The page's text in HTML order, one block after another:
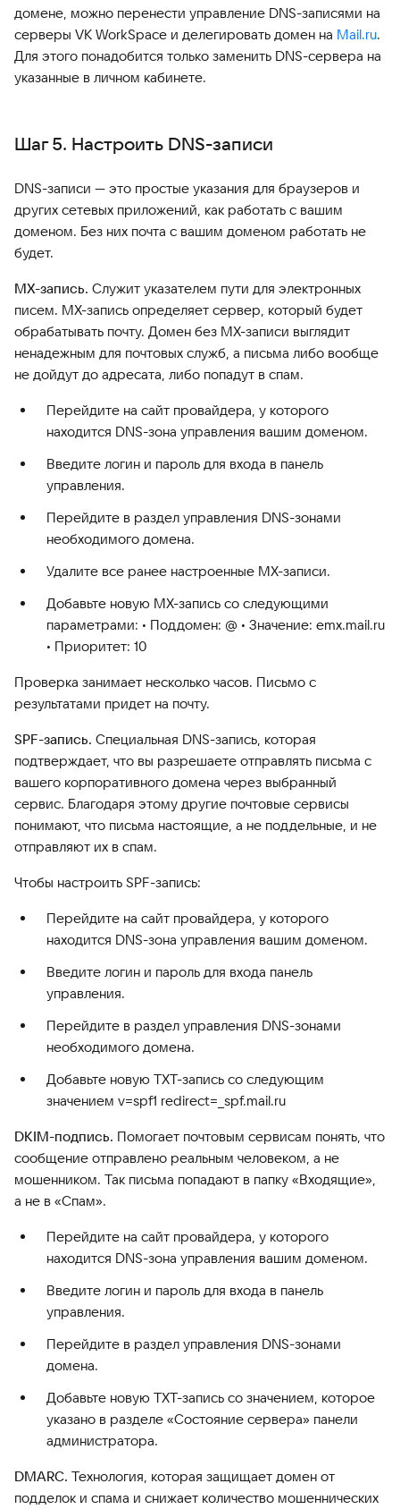
домене, можно перенести управление DNS-записями на
серверы VK WorkSpace и делегировать домен на Mail.ru.
Для этого понадобится только заменить DNS-сервера на
указанные в личном кабинете.
Шаг 5. Настроить DNS-записи
DNS-записи — это простые указания для браузеров и
других сетевых приложений, как работать с вашим
доменом. Без них почта с вашим доменом работать не
будет.
MX-запись. Служит указателем пути для электронных
писем. MX-запись определяет сервер, который будет
обрабатывать почту. Домен без MX-записи выглядит
ненадежным для почтовых служб, а письма либо вообще
не дойдут до адресата, либо попадут в спам.
Перейдите на сайт провайдера, у которого
находится DNS-зона управления вашим доменом.
Введите логин и пароль для входа в панель
управления.
Перейдите в раздел управления DNS-зонами
необходимого домена.
Удалите все ранее настроенные MX-записи.
Добавьте новую MX-запись со следующими
параметрами: • Поддомен: @ • Значение: emx.mail.ru
• Приоритет: 10
Проверка занимает несколько часов. Письмо с
результатами придет на почту.
SPF-запись. Специальная DNS-запись, которая
подтверждает, что вы разрешаете отправлять письма с
вашего корпоративного домена через выбранный
сервис. Благодаря этому другие почтовые сервисы
понимают, что письма настоящие, а не поддельные, и не
отправляют их в спам.
Чтобы настроить SPF-запись:
Перейдите на сайт провайдера, у которого
находится DNS-зона управления вашим доменом.
Введите логин и пароль для входа панель
управления.
Перейдите в раздел управления DNS-зонами
необходимого домена.
Добавьте новую ТХТ-запись со следующим
значением v=spf1 redirect=_spf.mail.ru
DKIM-подпись. Помогает почтовым сервисам понять, что
сообщение отправлено реальным человеком, а не
мошенником. Так письма попадают в папку «Входящие»,
а не в «Спам».
Перейдите на сайт провайдера, у которого
находится DNS-зона управления вашим доменом.
Введите логин и пароль для входа в панель
управления.
Перейдите в раздел управления DNS-зонами
домена.
Добавьте новую ТХТ-запись со значением, которое
указано в разделе «Состояние сервера» панели
администратора.
DMARC. Технология, которая защищает домен от
подделок и спама и снижает количество мошеннических